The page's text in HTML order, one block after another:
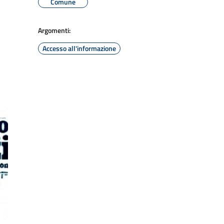
Argomenti:
Accesso all'informazione